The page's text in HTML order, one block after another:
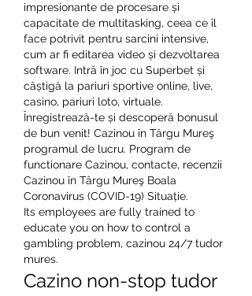
impresionante de procesare și
capacitate de multitasking, ceea ce îl
face potrivit pentru sarcini intensive,
cum ar fi editarea video și dezvoltarea
software. Intră în joc cu Superbet și
câștigă la pariuri sportive online, live,
casino, pariuri loto, virtuale.
Înregistrează-te și descoperă bonusul
de bun venit! Cazinou în Târgu Mureş
programul de lucru. Program de
functionare Cazinou, contacte, recenzii
Cazinou în Târgu Mureş Boala
Coronavirus (COVID-19) Situație.
Its employees are fully trained to
educate you on how to control a
gambling problem, cazinou 24/7 tudor
mures.
Cazino non-stop tudor